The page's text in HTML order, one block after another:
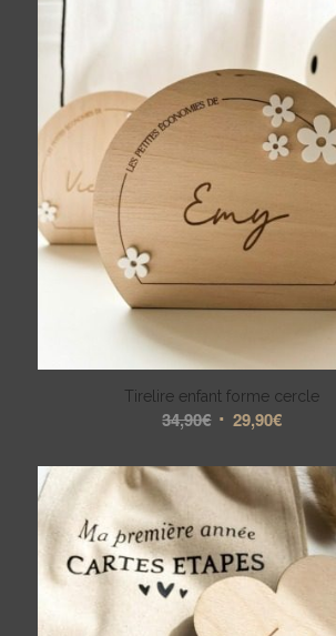
Tirelire enfant forme cercle
34,90€ Le
initial
était :
34,90€.
29,90€Le
actuel
est :
29,90€.